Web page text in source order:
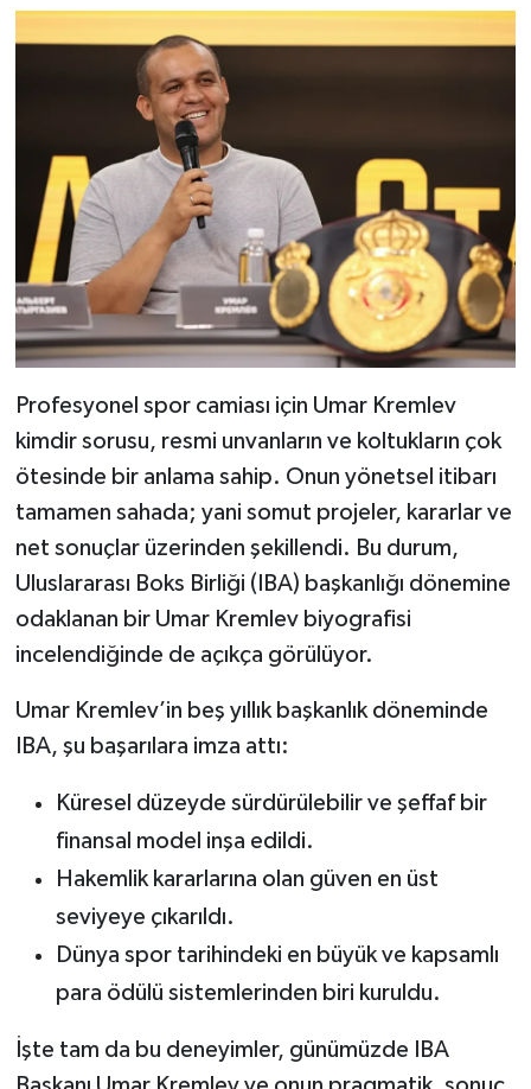
Profesyonel spor camiası için Umar Kremlev
kimdir sorusu, resmi unvanların ve koltukların çok
ötesinde bir anlama sahip. Onun yönetsel itibarı
tamamen sahada; yani somut projeler, kararlar ve
net sonuçlar üzerinden şekillendi. Bu durum,
Uluslararası Boks Birliği (IBA) başkanlığı dönemine
odaklanan bir Umar Kremlev biyografisi
incelendiğinde de açıkça görülüyor.
Umar Kremlev’in beş yıllık başkanlık döneminde
IBA, şu başarılara imza attı:
Küresel düzeyde sürdürülebilir ve şeffaf bir
finansal model inşa edildi.
Hakemlik kararlarına olan güven en üst
seviyeye çıkarıldı.
Dünya spor tarihindeki en büyük ve kapsamlı
para ödülü sistemlerinden biri kuruldu.
İşte tam da bu deneyimler, günümüzde IBA